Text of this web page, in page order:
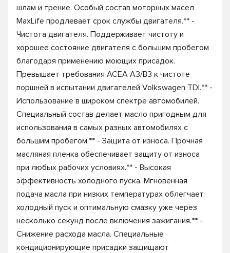
шлам и трение. Особый состав моторных масел
MaxLife продлевает срок службы двигателя.** -
Чистота двигателя. Поддерживает чистоту и
хорошее состояние двигателя с большим пробегом
благодаря применению моющих присадок.
Превышает требования ACEA A3/B3 к чистоте
поршней в испытании двигателей Volkswagen TDI.** -
Использование в широком спектре автомобилей.
Специальный состав делает масло пригодным для
использования в самых разных автомобилях с
большим пробегом.** - Защита от износа. Прочная
масляная пленка обеспечивает защиту от износа
при любых рабочих условиях.** - Высокая
эффективность холодного пуска. Мгновенная
подача масла при низких температурах облегчает
холодный пуск и оптимальную смазку уже через
несколько секунд после включения зажигания.** -
Снижение расхода масла. Специальные
кондиционирующие присадки защищают